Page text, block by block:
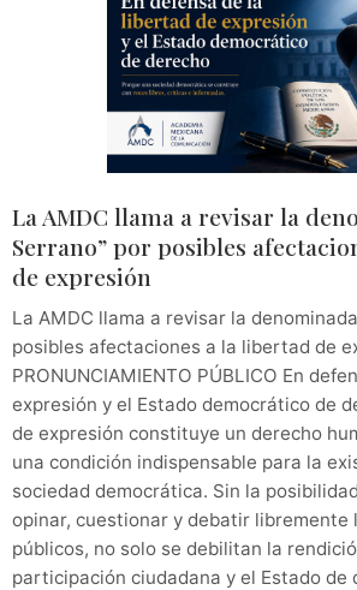
La AMDC llama a revisar la
Serrano” por posibles
de expresión
La AMDC llama a revisar la
posibles afectaciones a la libertad de
PRONUNCIAMIENTO PÚBLICO En
expresión y el Estado democrático de
de expresión constituye un derecho
una condición indispensable para la
sociedad democrática. Sin la
opinar, cuestionar y debatir libremente
públicos, no solo se debilitan la
participación ciudadana y el Estado de